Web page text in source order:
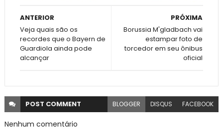
PRÓXIMA
Borussia M'gladbach vai
estampar foto de
torcedor em seu ônibus
oficial
ANTERIOR
Veja quais são os
recordes que o Bayern de
Guardiola ainda pode
alcançar
POST COMMENT BLOGGER DISQUS FACEBOOK
Nenhum comentário